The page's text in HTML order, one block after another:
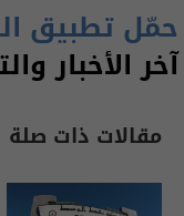
حمّل تطبيق
آخر الأخبار
مقالات ذات صلة